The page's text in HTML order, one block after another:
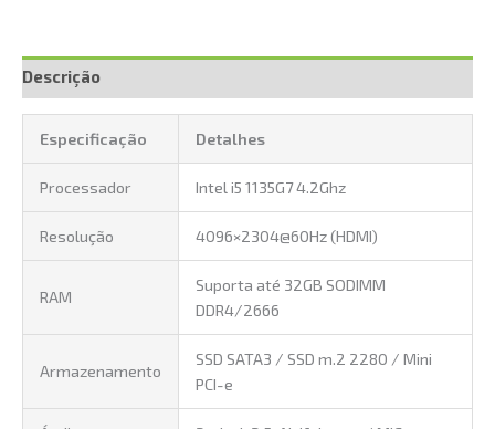
Descrição
Especificação Detalhes
Processador Intel i5 1135G7 4.2Ghz
Resolução 4096×2304@60Hz (HDMI)
RAM
Suporta até 32GB SODIMM
DDR4/2666
Armazenamento
SSD SATA3 / SSD m.2 2280 / Mini
PCI-e